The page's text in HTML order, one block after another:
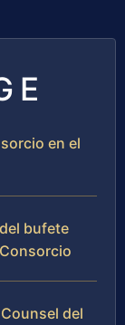
en el
bufete
del